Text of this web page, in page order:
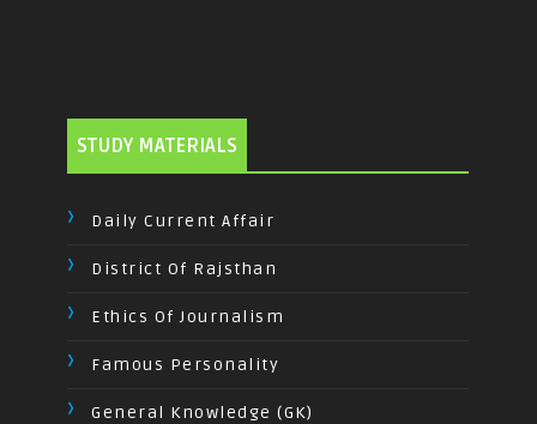
STUDY MATERIALS
Daily Current Affair
District Of Rajsthan
Ethics Of Journalism
Famous Personality
General Knowledge (GK)